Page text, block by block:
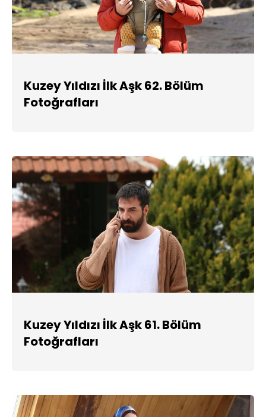
Kuzey Yıldızı İlk Aşk 62. Bölüm
Fotoğrafları
Kuzey Yıldızı İlk Aşk 61. Bölüm
Fotoğrafları